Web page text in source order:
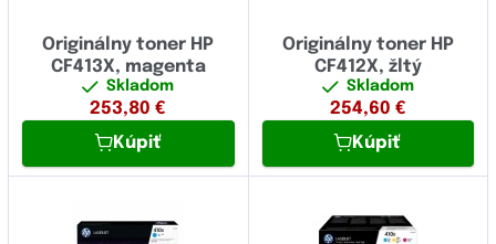
Originálny toner HP
CF413X, magenta
Skladom
253,80 €
Kúpiť
Originálny toner HP
CF412X, žltý
Skladom
254,60 €
Kúpiť